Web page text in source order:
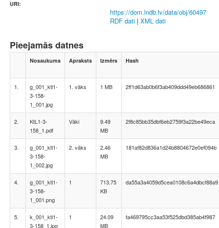
URI:
https://dom.lndb.lv/data/obj/60497
RDF dati | XML dati
Pieejamās datnes
Nosaukums Apraksts Izmērs Hash
1.
g_001_ktl1-
3-158-
1_001.jpg
1. vāks 1 MB 2ff1d63ab0b6f3ab409ddd49eb686861
2.
KtL1-3-
158_1.pdf
Vāki
9.49
MB
2f8c85bb35dbf6eb2759f3a22be49eca
3.
g_001_ktl1-
3-158-
1_002.jpg
2. vāks
2.46
MB
181af82d836a1d24b8804672e0ef094b
4.
g_001_ktl1-
3-158-
1_001.png
1
713.75
KB
da55a3a4059d5cea0108c6a4dbcf88a9
5.
k_001_ktl1-
3-158_1.jpg
1
24.09
MB
fa469795cc3aa53f525dbd385ab4f987